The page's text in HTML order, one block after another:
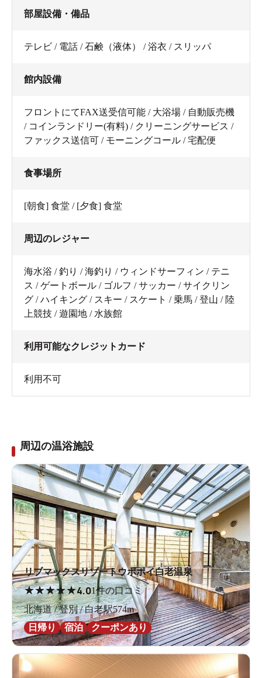
部屋設備・備品
テレビ / 電話 / 石鹸（液体） / 浴衣 / スリッパ
館内設備
フロントにてFAX送受信可能 / 大浴場 / 自動販売機
/ コインランドリー(有料) / クリーニングサービス /
ファックス送信可 / モーニングコール / 宅配便
食事場所
[朝食] 食堂 / [夕食] 食堂
周辺のレジャー
海水浴 / 釣り / 海釣り / ウィンドサーフィン / テニ
ス / ゲートボール / ゴルフ / サッカー / サイクリン
グ / ハイキング / スキー / スケート / 乗馬 / 登山 / 陸
上競技 / 遊園地 / 水族館
利用可能なクレジットカード
利用不可
周辺の温浴施設
リブマックスリゾートウポポイ白老温泉
★★★★★4.01件の口コミ
北海道 / 登別 / 白老駅574m
日帰り
宿泊 クーポンあり